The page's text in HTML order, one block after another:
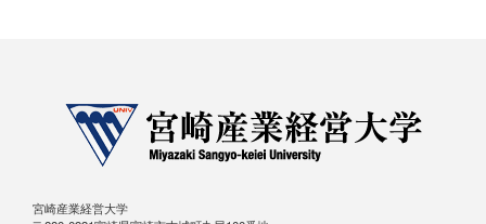
宮崎産業経営大学